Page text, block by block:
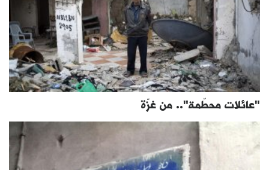
"عائلات محطّمة".. من غزّة